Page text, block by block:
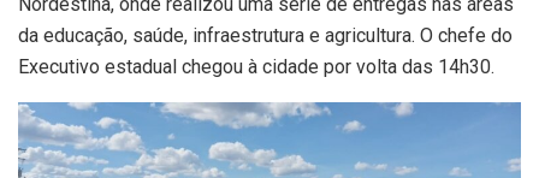
da educação, saúde, infraestrutura e agricultura. O chefe do
Executivo estadual chegou à cidade por volta das 14h30.